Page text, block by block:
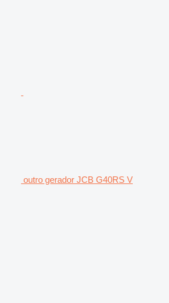
outro gerador JCB G40RS V